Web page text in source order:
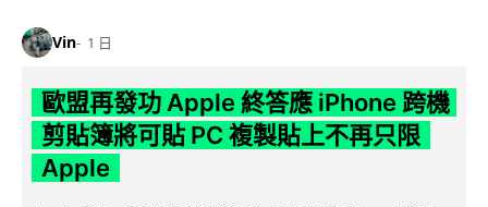
Vin 1 日
歐盟再發功 Apple 終答應 iPhone 跨機
剪貼簿將可貼 PC 複製貼上不再只限
Apple